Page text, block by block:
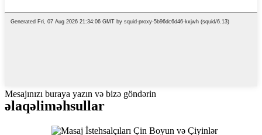
Mesajınızı buraya yazın və bizə göndərin
əlaqəliməhsullar